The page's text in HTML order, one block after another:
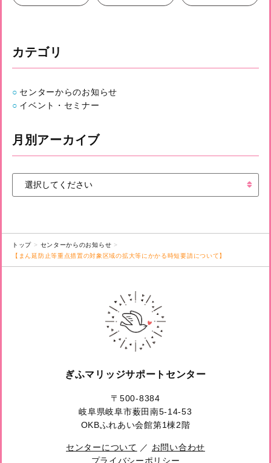
カテゴリ
センターからのお知らせ
イベント・セミナー
月別アーカイブ
トップ
センターからのお知らせ
【まん延防止等重点措置の対象区域の拡大等にかかる時短要請について】
ぎふマリッジサポートセンター
〒500-8384
岐阜県岐阜市薮田南5-14-53
OKBふれあい会館第1棟2階
センターについて ／ お問い合わせ
プライバシーポリシー